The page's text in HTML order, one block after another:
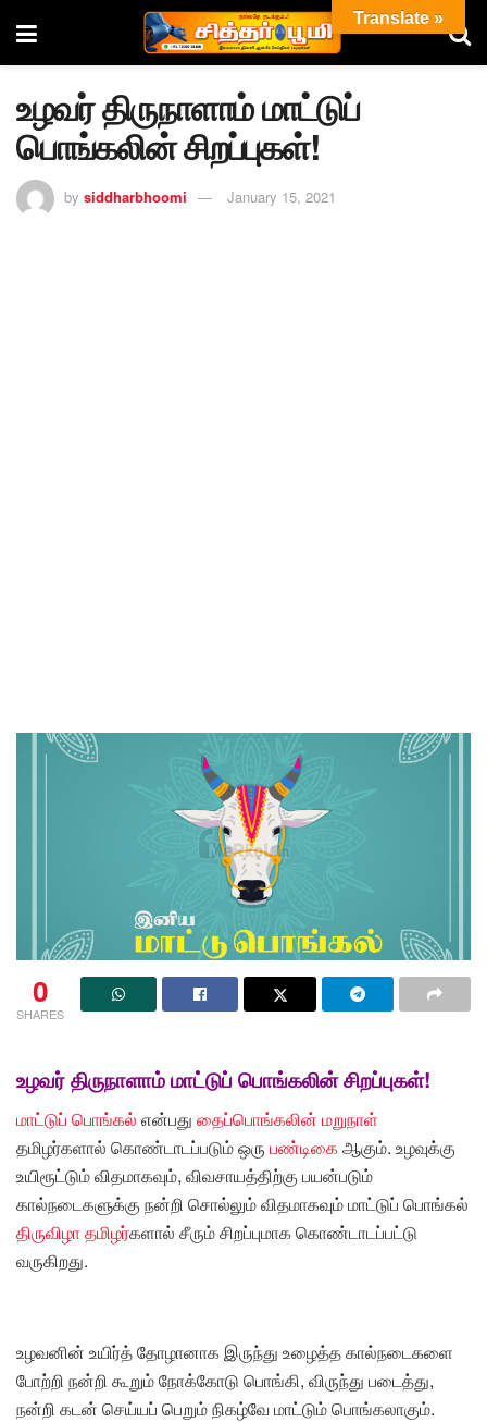
உழவர் திருநாளாம் மாட்டுப்
பொங்கலின் சிறப்புகள்!
by siddharbhoomi January 15, 2021
0
SHARES
உழவர் திருநாளாம் மாட்டுப் பொங்கலின் சிறப்புகள்!
மாட்டுப் பொங்கல் என்பது தைப்பொங்கலின் மறுநாள்
தமிழர்களால் கொண்டாடப்படும் ஒரு பண்டிகைஆகும். உழவுக்கு
உயிரூட்டும் விதமாகவும், விவசாயத்திற்கு பயன்படும்
கால்நடைகளுக்கு நன்றி சொல்லும் விதமாகவும் மாட்டுப் பொங்கல்
திருவிழாதமிழர்களால் சீரும் சிறப்புமாக கொண்டாடப்பட்டு
வருகிறது.
உழவனின் உயிர்த் தோழானாக இருந்து உழைத்த கால்நடைகளை
போற்றி நன்றி கூறும் நோக்கோடு பொங்கி, விருந்து படைத்து,
நன்றி கடன் செய்யப் பெறும் நிகழ்வே மாட்டும் பொங்கலாகும்.
Translate »